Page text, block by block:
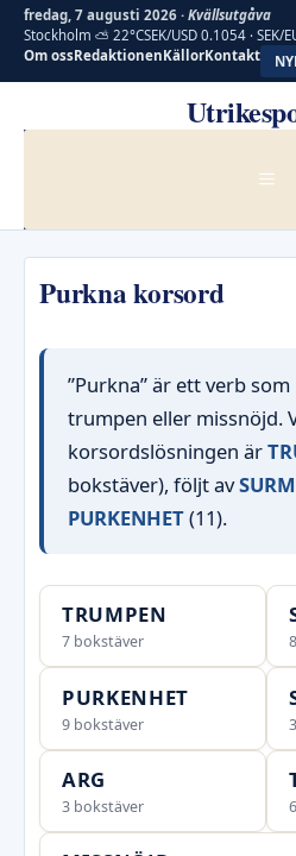
fredag, 7 augusti 2026 · Kvällsutgåva
Stockholm ⛅ 22°CSEK/USD 0.1054 · SEK/
Om ossRedaktionenKällorKontakt
Purkna korsord
”Purkna” är ett verb
trumpen eller missnöjd.
korsordslösningen är
bokstäver), följt av
PURKENHET(11).
TRUMPEN
7 bokstäver
PURKENHET
9 bokstäver
ARG
3 bokstäver